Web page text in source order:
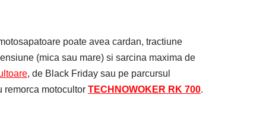
poate avea cardan, tractiune
(mica sau mare) si sarcina maxima de
, de Black Friday sau pe parcursul
remorca motocultor TECHNOWOKER RK 700.